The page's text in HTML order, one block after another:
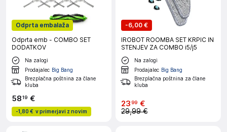
Odprta embalaža
Odprta emb - COMBO SET
DODATKOV
Na zalogi
Prodajalec Big Bang
Brezplačna poštnina za člane
kluba
5819 €
-1,80 € v primerjavi z novim
-6,00 €
IROBOT ROOMBA SET KRPIC IN
STENJEV ZA COMBO i5/j5
Na zalogi
Prodajalec Big Bang
Brezplačna poštnina za člane
kluba
2399 €
29,99 €